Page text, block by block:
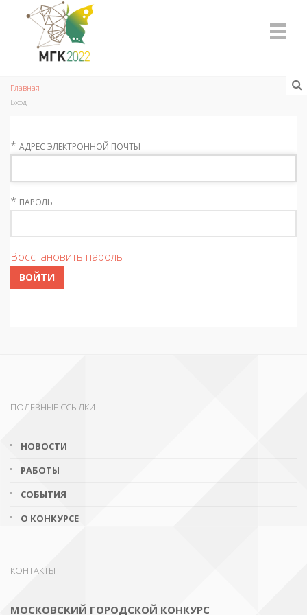
Главная
Вход
* АДРЕС ЭЛЕКТРОННОЙ ПОЧТЫ
* ПАРОЛЬ
Восстановить пароль
ВОЙТИ
ПОЛЕЗНЫЕ ССЫЛКИ
НОВОСТИ
РАБОТЫ
СОБЫТИЯ
О КОНКУРСЕ
КОНТАКТЫ
МОСКОВСКИЙ ГОРОДСКОЙ КОНКУРС